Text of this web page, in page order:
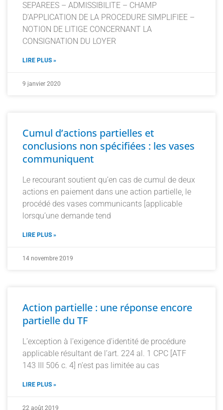
SEPAREES – ADMISSIBILITE – CHAMP
D’APPLICATION DE LA PROCEDURE SIMPLIFIEE –
NOTION DE LITIGE CONCERNANT LA
CONSIGNATION DU LOYER
LIRE PLUS »
9 janvier 2020
Cumul d’actions partielles et
conclusions non spécifiées : les vases
communiquent
Le recourant soutient qu’en cas de cumul de deux
actions en paiement dans une action partielle, le
procédé des vases communicants [applicable
lorsqu’une demande tend
LIRE PLUS »
14 novembre 2019
Action partielle : une réponse encore
partielle du TF
L’exception à l’exigence d’identité de procédure
applicable résultant de l’art. 224 al. 1 CPC [ATF
143 III 506 c. 4] n’est pas limitée au cas
LIRE PLUS »
22 août 2019